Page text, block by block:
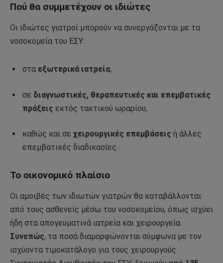
Πού θα συμμετέχουν οι ιδιώτες
Οι ιδιώτες γιατροί μπορούν να συνεργάζονται με τα
νοσοκομεία του ΕΣΥ:
στα εξωτερικά ιατρεία,
σε διαγνωστικές, θεραπευτικές και επεμβατικές
πράξεις εκτός τακτικού ωραρίου,
καθώς και σε χειρουργικές επεμβάσεις ή άλλες
επεμβατικές διαδικασίες.
Το οικονομικό πλαίσιο
Οι αμοιβές των ιδιωτών γιατρών θα καταβάλλονται
από τους ασθενείς μέσω του νοσοκομείου, όπως ισχύει
ήδη στα απογευματινά ιατρεία και χειρουργεία.
Συνεπώς, τα ποσά διαμορφώνονται σύμφωνα με τον
ισχύοντα τιμοκατάλογο για τους χειρουργούς